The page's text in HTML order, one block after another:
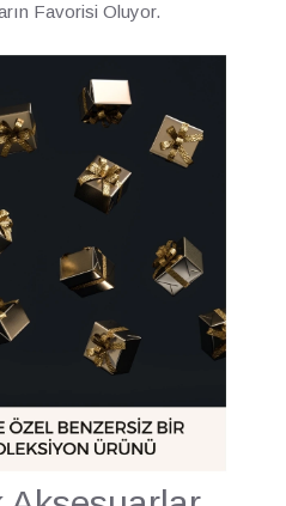
Favorisi Oluyor.